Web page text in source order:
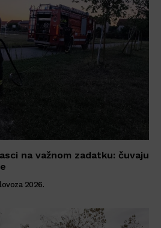
na važnom zadatku: čuvaju
2026.